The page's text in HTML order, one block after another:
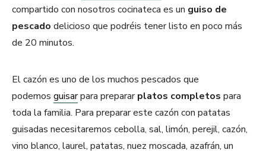
compartido con nosotros cocinateca es un guiso de
pescado delicioso que podréis tener listo en poco más
de 20 minutos.
El cazón es uno de los muchos pescados que
podemos guisarpara prepararplatos completos para
toda la familia. Para preparar este cazón con patatas
guisadas necesitaremos cebolla, sal, limón, perejil, cazón,
vino blanco, laurel, patatas, nuez moscada, azafrán, un